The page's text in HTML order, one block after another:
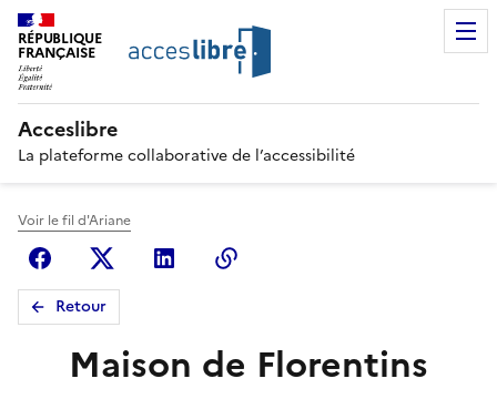
RÉPUBLIQUE
FRANÇAISE
Acceslibre
La plateforme collaborative de l’accessibilité
Voir le fil d'Ariane
FacebookX (anciennement Twitter)
Linkedin
Retour
Maison de Florentins